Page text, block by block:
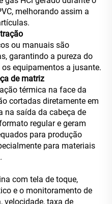
melhorando assim a
ou manuais são
garantindo a pureza do
equipamentos a jusante.
de matriz
térmica na face da
cortadas diretamente em
na saída da cabeça de
regular e geram
para produção
para materiais
com tela de toque,
e o monitoramento de
velocidade, taxa de